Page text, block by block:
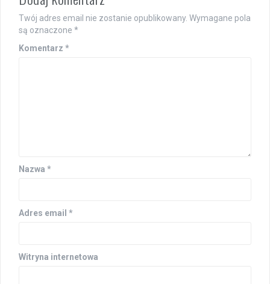
Twój adres email nie zostanie opublikowany. Wymagane pola
są oznaczone *
Komentarz *
Nazwa *
Adres email *
Witryna internetowa